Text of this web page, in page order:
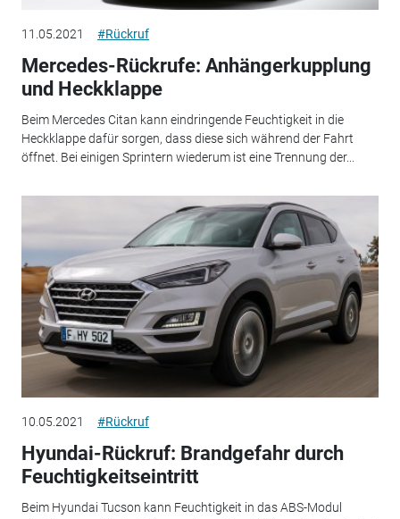
11.05.2021 #Rückruf
Mercedes-Rückrufe: Anhängerkupplung
und Heckklappe
Beim Mercedes Citan kann eindringende Feuchtigkeit in die
Heckklappe dafür sorgen, dass diese sich während der Fahrt
öffnet. Bei einigen Sprintern wiederum ist eine Trennung der...
10.05.2021 #Rückruf
Hyundai-Rückruf: Brandgefahr durch
Feuchtigkeitseintritt
Beim Hyundai Tucson kann Feuchtigkeit in das ABS-Modul